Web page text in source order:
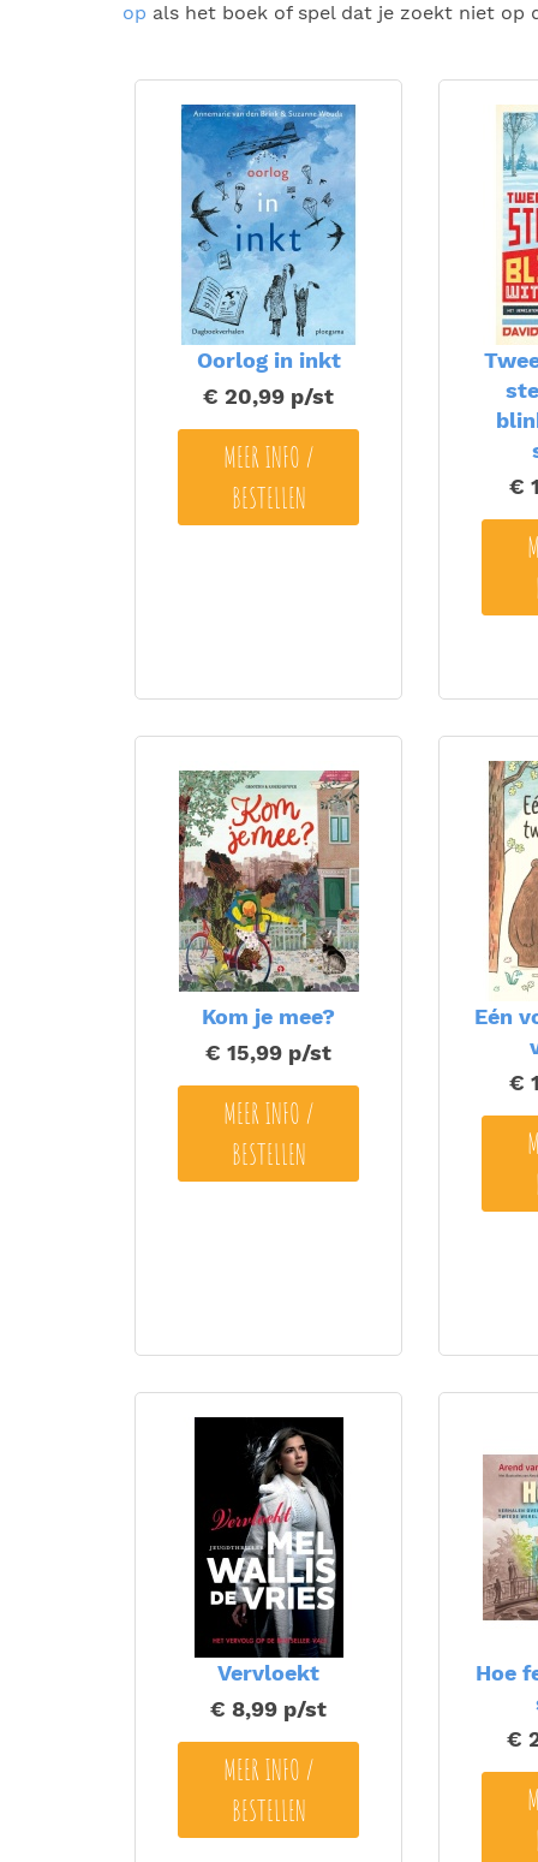
op als het boek of spel dat je zoekt niet op
Oorlog in inkt
€ 20,99 p/st
MEER INFO /
BESTELLEN
€
Kom je mee?
€ 15,99 p/st
MEER INFO /
BESTELLEN
Eén
€
Vervloekt
€ 8,99 p/st
MEER INFO /
BESTELLEN
Hoe
€